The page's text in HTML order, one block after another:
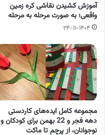
آموزش کشیدن نقاشی کره زمین
واقعی؛ به صورت مرحله به مرحله
۲۴-۱۱-۱۴۰۴
مجموعه کامل ایده‌های کاردستی
دهه فجر و 22 بهمن برای کودکان و
نوجوانان، از پرچم تا ماکت